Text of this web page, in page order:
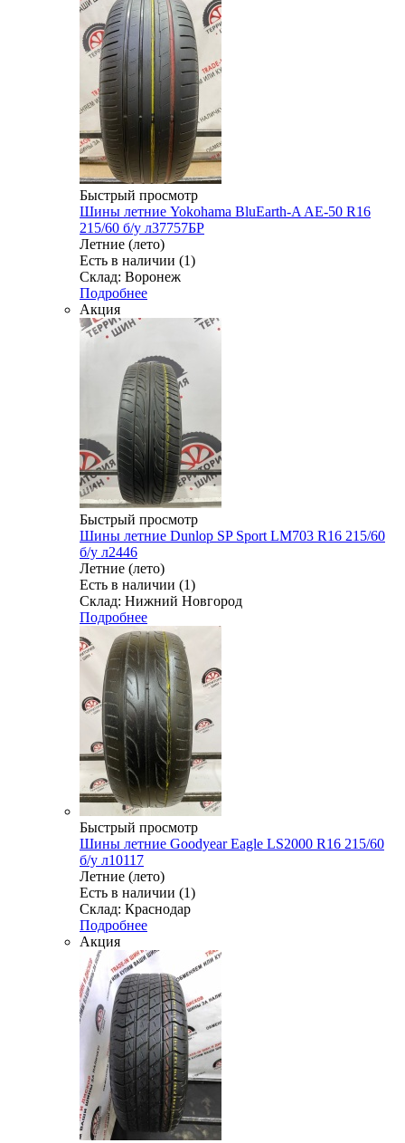
Быстрый просмотр
Шины летние Yokohama BluEarth-A AE-50 R16
215/60 б/у л37757БР
Летние (лето)
Есть в наличии (1)
Склад: Воронеж
Подробнее
Акция
Быстрый просмотр
Шины летние Dunlop SP Sport LM703 R16 215/60
б/у л2446
Летние (лето)
Есть в наличии (1)
Склад: Нижний Новгород
Подробнее
Быстрый просмотр
Шины летние Goodyear Eagle LS2000 R16 215/60
б/у л10117
Летние (лето)
Есть в наличии (1)
Склад: Краснодар
Подробнее
Акция